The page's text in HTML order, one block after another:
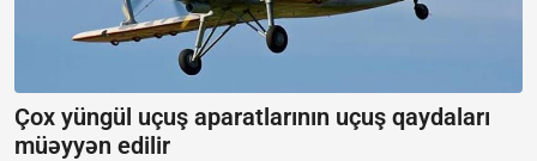
Çox yüngül uçuş aparatlarının uçuş qaydaları
müəyyən edilir